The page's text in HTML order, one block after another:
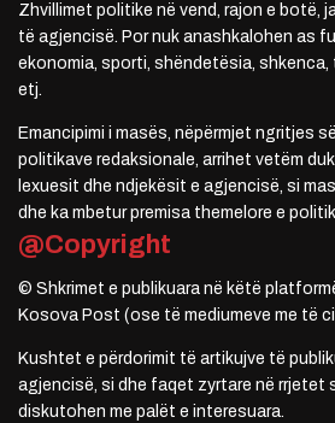
Zhvillimet politike në vend, rajon e botë,
të agjencisë. Por nuk anashkalohen as
ekonomia, sporti, shëndetësia,
etj.
Emancipimi i masës, nëpërmjet ngritjes
politikave redaksionale, arrihet vetëm
lexuesit dhe ndjekësit e agjencisë, si
dhe ka mbetur premisa themelore e
@Copyright
© Shkrimet e publikuara në këtë
Kosova Post (ose të mediumeve me të
Kushtet e përdorimit të artikujve të
agjencisë, si dhe faqet zyrtare në rrjetet
diskutohen me palët e interesuara.